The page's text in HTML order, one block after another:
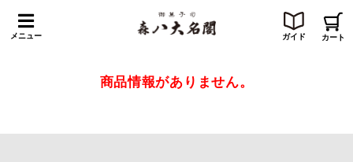
メニュー ガイド カート
商品情報がありません。